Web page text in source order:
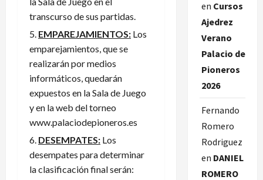
transcurso de sus partidas.
EMPAREJAMIENTOS: Los
emparejamientos, que se
realizarán por medios
informáticos, quedarán
expuestos en la Sala de Juego
y en la web del torneo
www.palaciodepioneros.es
DESEMPATES: Los
desempates para determinar
la clasificación final serán:
en Cursos
Ajedrez
Verano
Palacio de
Pioneros
2026
Fernando
Romero
Rodriguez
en DANIEL
ROMERO